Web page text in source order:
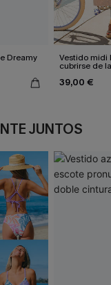
Dreamy Vestido midi
cubrirse de
39,00 €
JUNTOS